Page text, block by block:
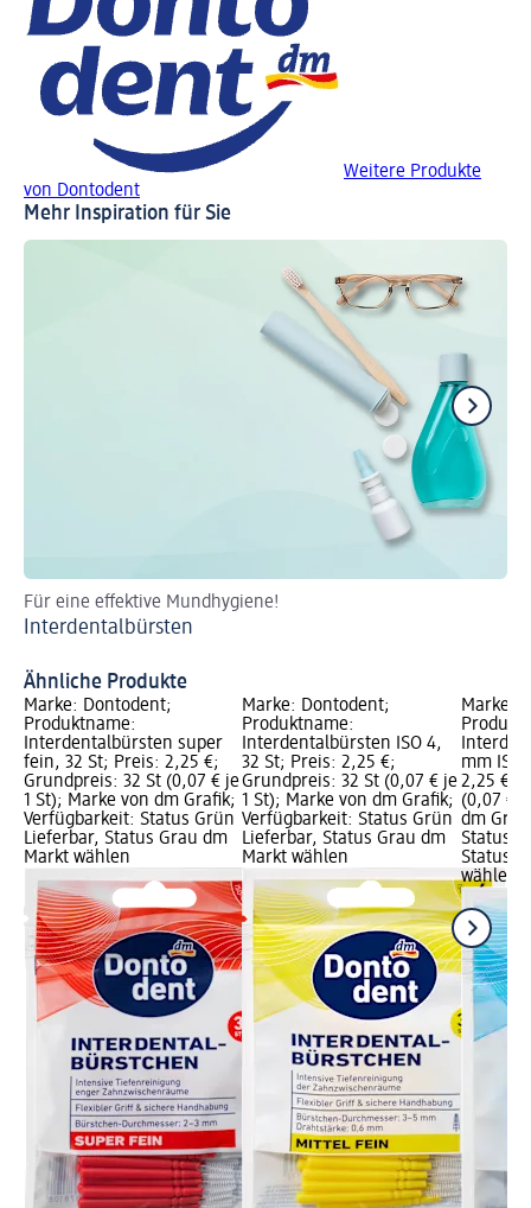
Weitere Produkte
von Dontodent
Mehr Inspiration für Sie
Für eine effektive Mundhygiene!
Interdentalbürsten
Ähnliche Produkte
Marke: Dontodent;
Produktname:
Interdentalbürsten super
fein, 32 St; Preis: 2,25 €;
Grundpreis: 32 St (0,07 € je
1 St); Marke von dm Grafik;
Verfügbarkeit: Status Grün
Lieferbar, Status Grau dm
Markt wählen
Marke: Dontodent;
Produktname:
Interdentalbürsten ISO 4,
32 St; Preis: 2,25 €;
Grundpreis: 32 St (0,07 € je
1 St); Marke von dm Grafik;
Verfügbarkeit: Status Grün
Lieferbar, Status Grau dm
Markt wählen
Marke:
mm ISO
2,25 €;
(0,07 €
dm
Status
Status
wählen